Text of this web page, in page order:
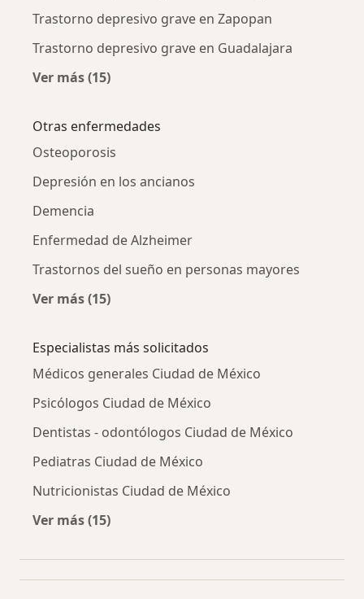
Trastorno depresivo grave en Zapopan
Trastorno depresivo grave en Guadalajara
Ver más (15)
Otras enfermedades
Osteoporosis
Depresión en los ancianos
Demencia
Enfermedad de Alzheimer
Trastornos del sueño en personas mayores
Ver más (15)
Especialistas más solicitados
Médicos generales Ciudad de México
Psicólogos Ciudad de México
Dentistas - odontólogos Ciudad de México
Pediatras Ciudad de México
Nutricionistas Ciudad de México
Ver más (15)